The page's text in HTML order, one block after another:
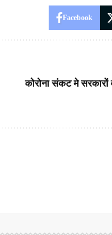
Facebook
कोरोना संकट मे सरकारों